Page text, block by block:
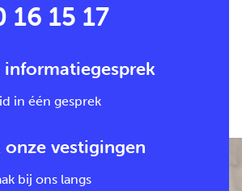
16 15 17
informatiegesprek
in één gesprek
onze vestigingen
bij ons langs